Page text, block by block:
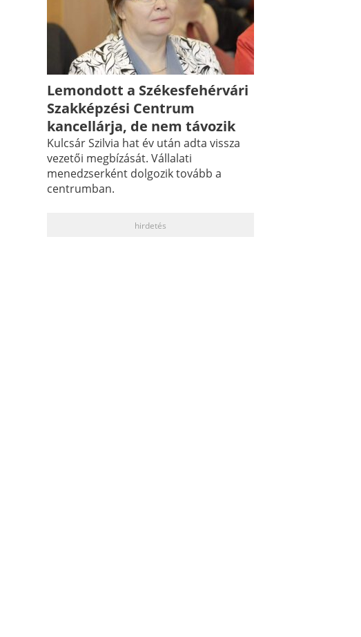
Lemondott a Székesfehérvári
Szakképzési Centrum
kancellárja, de nem távozik
Kulcsár Szilvia hat év után adta vissza
vezetői megbízását. Vállalati
menedzserként dolgozik tovább a
centrumban.
hirdetés